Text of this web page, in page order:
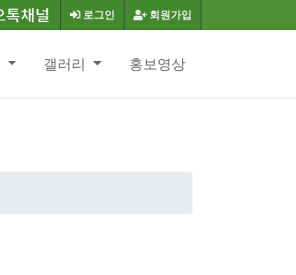
회원가입
로그인
갤러리 홍보영상